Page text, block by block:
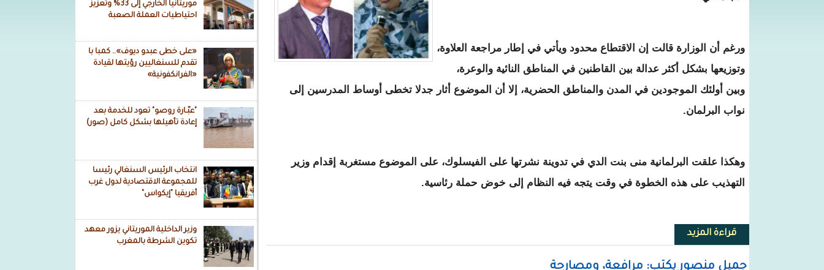
موريتانيا الخارجي إلى 33% وتعزيز
احتياطيات العملة الصعبة
«على خطى عبدو ديوف».. كمبا با
تقدم للسنغاليين رؤيتها لقيادة
«الفرانكفونية»
"عبّـارة روصو" تعود للخدمة بعد
إعادة تأهيلها بشكل كامل (صور)
انتخاب الرئيس السنغالي رئيسا
للمجموعة الاقتصادية لدول غرب
أفريقيا "إيكواس"
وزير الداخلية الموريتاني يزور معهد
تكوين الشرطة بالمغرب
ورغم أن الوزارة قالت إن الاقتطاع محدود ويأتي في إطار مراجعة العلاوة،
وتوزيعها بشكل أكثر عدالة بين القاطنين في المناطق النائية والوعرة،
وبين أولئك الموجودين في المدن والمناطق الحضرية، إلا أن الموضوع أثار جدلا تخطى أوساط المدرسين إلى
نواب البرلمان.
وهكذا علقت البرلمانية منى بنت الدي في تدوينة نشرتها على الفيسلوك، على الموضوع مستغربة إقدام وزير
التهذيب على هذه الخطوة في وقت يتجه فيه النظام إلى خوض حملة رئاسية.
قراءة المزيدحول حوار فيسبوكي بين وزير التهذيب وبرلمانية حول اقتطاعات علاوة بعد المدرسين
جميل منصور يكتب: مرافعة، ومصارحة